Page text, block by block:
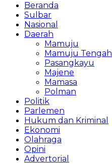
Beranda
Sulbar
Nasional
Daerah
Mamuju
Mamuju Tengah
Pasangkayu
Majene
Mamasa
Polman
Politik
Parlemen
Hukum dan Kriminal
Ekonomi
Olahraga
Opini
Advertorial